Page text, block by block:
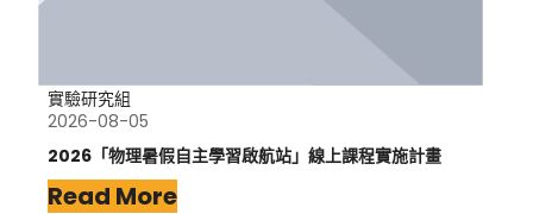
實驗研究組
2026-08-05
2026「物理暑假自主學習啟航站」線上課程實施計畫
Read More